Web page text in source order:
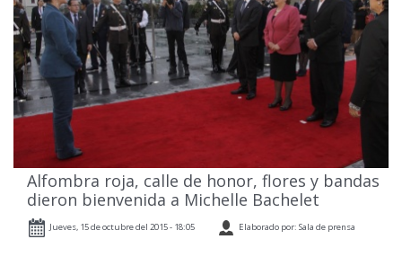
PRENSA
PARTICIPACIÓN
RELACIONES INTERNACIONALES
AGENDA
Alfombra roja, calle de honor, flores y bandas
dieron bienvenida a Michelle Bachelet
Jueves, 15 de octubre del 2015 - 18:05 Elaborado por: Sala de prensa